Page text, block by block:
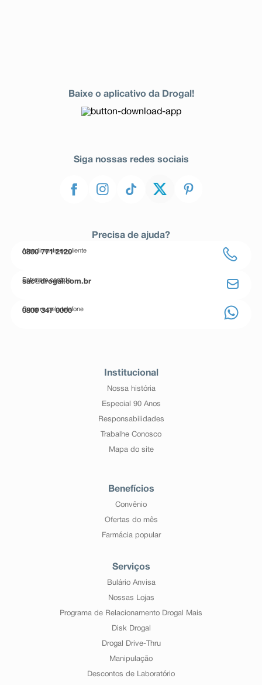
Baixe o aplicativo da Drogal!
Siga nossas redes sociais
Precisa de ajuda?
Atendimento ao cliente
0800 771 2120
Entre em contato
sac@drogal.com.br
Compre pelo telefone
0800 347 0000
Institucional
Nossa história
Especial 90 Anos
Responsabilidades
Trabalhe Conosco
Mapa do site
Benefícios
Convênio
Ofertas do mês
Farmácia popular
Serviços
Bulário Anvisa
Nossas Lojas
Programa de Relacionamento Drogal Mais
Disk Drogal
Drogal Drive-Thru
Manipulação
Descontos de Laboratório